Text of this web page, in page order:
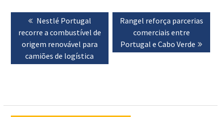
Navegação
artigos
Previous
post:
Nestlé Portugal
recorre a combustível de
origem renovável para
camiões de logística
Next
post:
Rangel reforça parcerias
comerciais entre
Portugal e Cabo Verde